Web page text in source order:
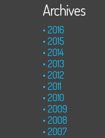
Archives
2016
2015
2014
2013
2012
2011
2010
2009
2008
2007